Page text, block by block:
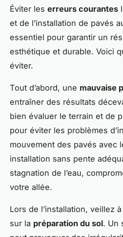
Éviter les erreurs courantes
et de l’installation de pavés
essentiel pour garantir un
esthétique et durable. Voici
éviter.
Tout d’abord, une mauvaise
entraîner des résultats
bien évaluer le terrain et de
pour éviter les problèmes
mouvement des pavés avec
installation sans pente
stagnation de l’eau,
votre allée.
Lors de l’installation, veillez
sur la préparation du sol. Un